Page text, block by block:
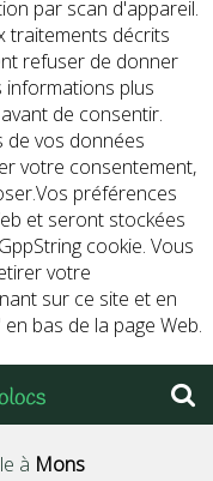
par scan d'appareil.
traitements décrits
refuser de donner
plus
de consentir.
de vos données
votre consentement,
préférences
et seront stockées
cookie. Vous
votre
sur ce site et en
bas de la page Web.
à Mons